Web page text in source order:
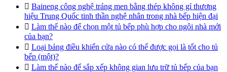
 Baineng công nghệ tráng men bằng thép không gỉ thương
hiệu Trung Quốc tinh thần nghệ nhân trong nhà bếp hiện đại
 Làm thế nào để chọn một tủ bếp phù hợp cho ngôi nhà mới
của bạn?
 Loại bảng điều khiển cửa nào có thể được gọi là tốt cho tủ
bếp (một)?
 Làm thế nào để sắp xếp không gian lưu trữ tủ bếp của bạn